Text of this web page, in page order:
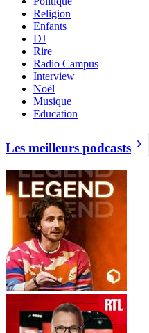
Religion
Enfants
DJ
Rire
Radio Campus
Interview
Noël
Musique
Education
Les meilleurs podcasts